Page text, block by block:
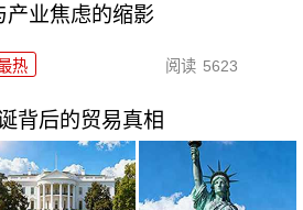
产业焦虑的缩影
热 阅读 5623
背后的贸易真相